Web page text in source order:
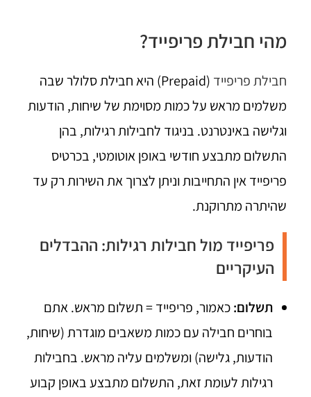
מהי חבילת פריפייד?
חבילת פריפייד
(Prepaid) היא חבילת סלולר שבה
משלמים מראש על כמות מסוימת של שיחות, הודעות
וגלישה באינטרנט. בניגוד לחבילות רגילות, בהן
התשלום מתבצע חודשי באופן אוטומטי, בכרטיס
פריפייד אין התחייבות וניתן לצרוך את השירות רק עד
שהיתרה מתרוקנת.
פריפייד מול חבילות רגילות: ההבדלים
העיקריים
תשלום:כאמור, פריפייד = תשלום מראש. אתם
בוחרים חבילה עם כמות משאבים מוגדרת (שיחות,
הודעות, גלישה) ומשלמים עליה מראש. בחבילות
רגילות לעומת זאת, התשלום מתבצע באופן קבוע